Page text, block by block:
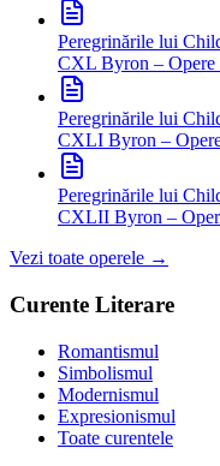
Peregrinările lui
CXL Byron –
Peregrinările lui
CXLI Byron –
Peregrinările lui
CXLII Byron –
Vezi toate operele →
Curente Literare
Romantismul
Simbolismul
Modernismul
Expresionismul
Toate curentele